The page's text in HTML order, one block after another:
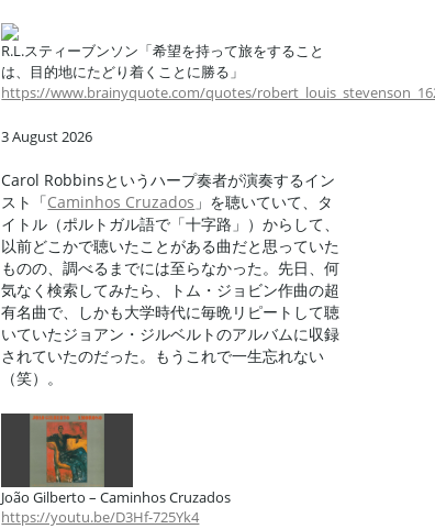
R.L.スティーブンソン「希望を持って旅をすること
は、目的地にたどり着くことに勝る」
https://www.brainyquote.com/quotes/
3 August 2026
Carol Robbinsというハープ奏者が演奏するイン
スト「Caminhos Cruzados 」を聴いていて、タ
イトル（ポルトガル語で「十字路」）からして、
以前どこかで聴いたことがある曲だと思っていた
ものの、調べるまでには至らなかった。先日、何
気なく検索してみたら、トム・ジョビン作曲の超
有名曲で、しかも大学時代に毎晩リピートして聴
いていたジョアン・ジルベルトのアルバムに収録
されていたのだった。もうこれで一生忘れない
（笑）。
João Gilberto – Caminhos Cruzados
https://youtu.be/D3Hf-725Yk4